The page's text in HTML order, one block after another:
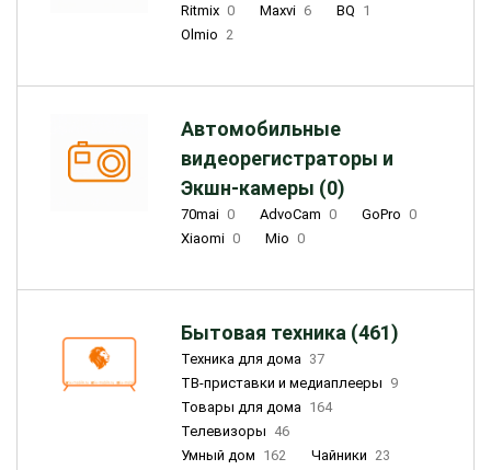
Ritmix 0 Maxvi 6 BQ 1
Olmio 2
Автомобильные
видеорегистраторы и
Экшн-камеры (0)
70mai 0 AdvoCam 0 GoPro 0
Xiaomi 0 Mio 0
Бытовая техника (461)
Техника для дома 37
ТВ-приставки и медиаплееры 9
Товары для дома 164
Телевизоры 46
Умный дом 162 Чайники 23